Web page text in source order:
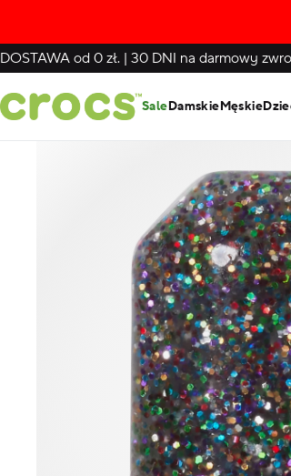
DOSTAWA od 0 zł. | 30 DNI na darmowy
SaleDamskieMęskie